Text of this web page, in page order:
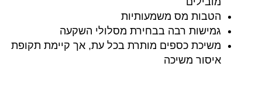
הטבות מס משמעותיות
גמישות רבה בבחירת מסלולי השקעה
משיכת כספים מותרת בכל עת, אך קיימת תקופת
איסור משיכה